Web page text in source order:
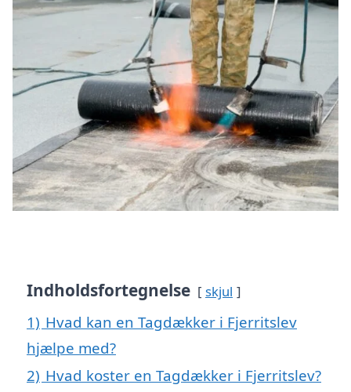
Indholdsfortegnelse skjul
1) Hvad kan en Tagdækker i Fjerritslev
hjælpe med?
2) Hvad koster en Tagdækker i Fjerritslev?